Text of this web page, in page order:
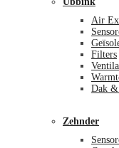
Air
Filters
Dak
Zehnder